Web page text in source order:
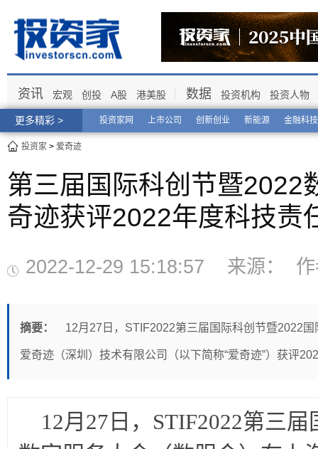
更多精彩 > 投资家网 上市公司 创新创业 新能源 金融科技
资讯 宏观 创投 A股 港美股 数据 投资机构 投资人物
投资家 > 爱奇迹
第三届国际科创节暨2022
奇迹获评2022年度科技责
2022-12-29 15:18:57 来源：
摘要： 12月27日，STIF2022第三届国际科创节暨2022
爱奇迹（深圳）技术有限公司（以下简称“爱奇迹”）获评
12月27日，STIF2022第三